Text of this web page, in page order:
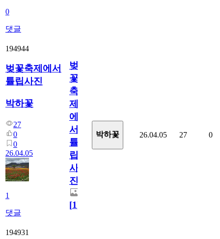
0
댓글
194944
벚꽃축제에서
튤립사진
박하꽃
27
0
0
26.04.05
1
댓글
벚
꽃
축
제
에
서
튤
립
사
진
[1]
박하꽃 26.04.05 27 0
194931